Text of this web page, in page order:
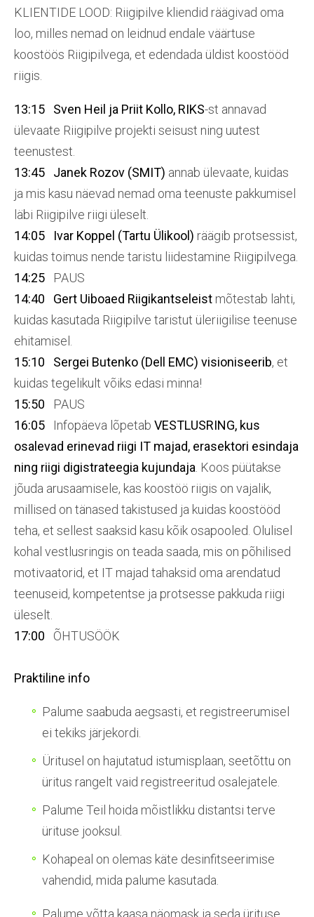
KLIENTIDE LOOD: Riigipilve kliendid räägivad oma
loo, milles nemad on leidnud endale väärtuse
koostöös Riigipilvega, et edendada üldist koostööd
riigis.
13:15 Sven Heil ja Priit Kollo, RIKS-st annavad
ülevaate Riigipilve projekti seisust ning uutest
teenustest.
13:45
Janek Rozov (SMIT) annab ülevaate, kuidas
ja mis kasu näevad nemad oma teenuste pakkumisel
läbi Riigipilve riigi üleselt.
14:05
Ivar Koppel (Tartu Ülikool) räägib protsessist,
kuidas toimus nende taristu liidestamine Riigipilvega.
14:25 PAUS
14:40
Gert Uiboaed Riigikantseleist mõtestab lahti,
kuidas kasutada Riigipilve taristut üleriigilise teenuse
ehitamisel.
15:10
Sergei Butenko (Dell EMC) visioniseerib, et
kuidas tegelikult võiks edasi minna!
15:50 PAUS
16:05 Infopäeva lõpetab VESTLUSRING, kus
osalevad erinevad riigi IT majad, erasektori esindaja
ning riigi digistrateegia kujundaja . Koos püütakse
jõuda arusaamisele, kas koostöö riigis on vajalik,
millised on tänased takistused ja kuidas koostööd
teha, et sellest saaksid kasu kõik osapooled. Olulisel
kohal vestlusringis on teada saada, mis on põhilised
motivaatorid, et IT majad tahaksid oma arendatud
teenuseid, kompetentse ja protsesse pakkuda riigi
üleselt.
17:00 ÕHTUSÖÖK
Praktiline info
Palume saabuda aegsasti, et registreerumisel
ei tekiks järjekordi.
Üritusel on hajutatud istumisplaan, seetõttu on
üritus rangelt vaid registreeritud osalejatele.
Palume Teil hoida mõistlikku distantsi terve
ürituse jooksul.
Kohapeal on olemas käte desinfitseerimise
vahendid, mida palume kasutada.
Palume võtta kaasa näomask ja seda ürituse